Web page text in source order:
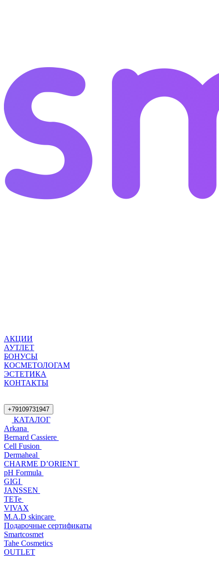
АКЦИИ
АУТЛЕТ
БОНУСЫ
КОСМЕТОЛОГАМ
ЭСТЕТИКА
КОНТАКТЫ
+79109731947
КАТАЛОГ
Arkana
Bernard Cassiere
Cell Fusion
Dermaheal
CHARME D’ORIENT
pH Formula
GIGI
JANSSEN
TETe
VIVAX
M.A.D skincare
Подарочные сертификаты
Smartcosmet
Tahe Cosmetics
OUTLET